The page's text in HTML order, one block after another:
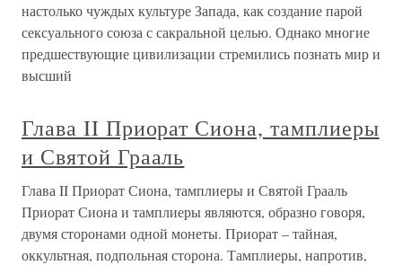
настолько чуждых культуре Запада, как создание парой
сексуального союза с сакральной целью. Однако многие
предшествующие цивилизации стремились познать мир и
высший
Глава II Приорат Сиона, тамплиеры
и Святой Грааль
Глава II Приорат Сиона, тамплиеры и Святой Грааль
Приорат Сиона и тамплиеры являются, образно говоря,
двумя сторонами одной монеты. Приорат – тайная,
оккультная, подпольная сторона. Тамплиеры, напротив,